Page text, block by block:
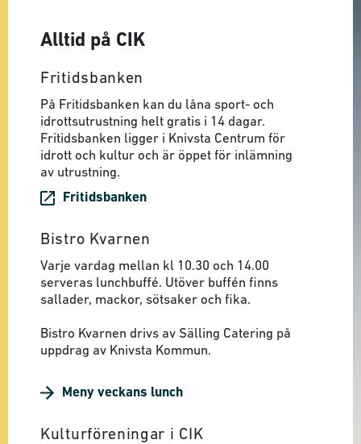
Alltid på CIK
Fritidsbanken
På Fritidsbanken kan du låna sport- och
idrottsutrustning helt gratis i 14 dagar.
Fritidsbanken ligger i Knivsta Centrum för
idrott och kultur och är öppet för inlämning
av utrustning.
Fritidsbanken
Bistro Kvarnen
Varje vardag mellan kl 10.30 och 14.00
serveras lunchbuffé. Utöver buffén finns
sallader, mackor, sötsaker och fika.
Bistro Kvarnen drivs av Sälling Catering på
uppdrag av Knivsta Kommun.
Meny veckans lunch
Kulturföreningar i CIK